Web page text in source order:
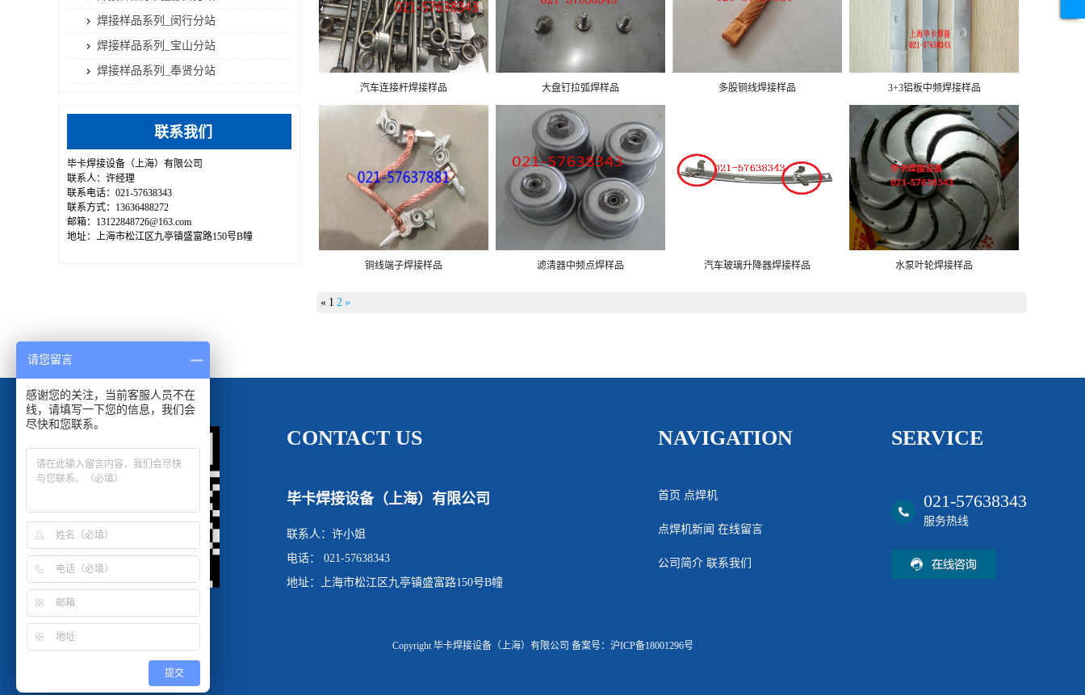
焊接样品系列_闵行分站
焊接样品系列_宝山分站
焊接样品系列_奉贤分站
联系我们
毕卡焊接设备（上海）有限公司
联系人：许经理
联系电话：021-57638343
联系方式：13636488272
邮箱：13122848726@163.com
地址：上海市松江区九亭镇盛富路150号B幢
汽车连接杆焊接样品 大盘钉拉弧焊样品 多股铜线焊接样品 3+3铝板中频焊接样品
铜线端子焊接样品 滤清器中频点焊样品 汽车玻璃升降器焊接样品 水泵叶轮焊接样品
« 1 2 »
CONTACT US
毕卡焊接设备（上海）有限公司
联系人：许小姐
电话： 021-57638343
地址：上海市松江区九亭镇盛富路150号B幢
NAVIGATION
首页 点焊机
点焊机新闻 在线留言
公司简介 联系我们
SERVICE
021-57638343
服务热线
Copyright 毕卡焊接设备（上海）有限公司 备案号：沪ICP备18001296号
请您留言
感谢您的关注，当前客服人员不在
线，请填写一下您的信息，我们会
尽快和您联系。
提交